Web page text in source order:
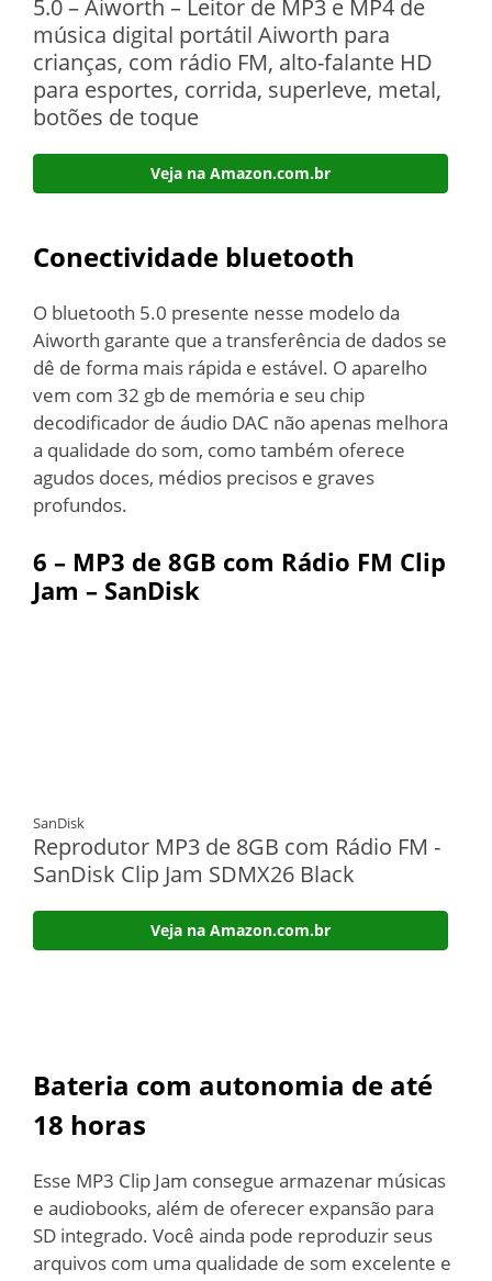
5.0 – Aiworth – Leitor de MP3 e MP4 de
música digital portátil Aiworth para
crianças, com rádio FM, alto-falante HD
para esportes, corrida, superleve, metal,
botões de toque
Veja na Amazon.com.br
Conectividade bluetooth
O bluetooth 5.0 presente nesse modelo da
Aiworth garante que a transferência de dados se
dê de forma mais rápida e estável. O aparelho
vem com 32 gb de memória e seu chip
decodificador de áudio DAC não apenas melhora
a qualidade do som, como também oferece
agudos doces, médios precisos e graves
profundos.
6 – MP3 de 8GB com Rádio FM Clip
Jam – SanDisk
SanDisk
Reprodutor MP3 de 8GB com Rádio FM -
SanDisk Clip Jam SDMX26 Black
Veja na Amazon.com.br
Bateria com autonomia de até
18 horas
Esse MP3 Clip Jam consegue armazenar músicas
e audiobooks, além de oferecer expansão para
SD integrado. Você ainda pode reproduzir seus
arquivos com uma qualidade de som excelente e